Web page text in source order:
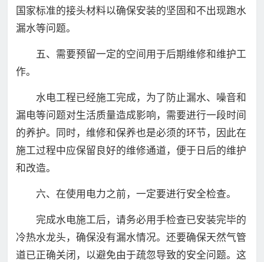
国家标准的接头材料以确保安装的坚固和不出现跑水
漏水等问题。
五、需要预留一定的空间用于后期维修和维护工
作。
水电工程已经施工完成，为了防止漏水、噪音和
漏电等问题对生活质量造成影响，需要进行一段时间
的养护。同时，维修和保养也是必须的环节，因此在
施工过程中应保留良好的维修通道，便于日后的维护
和改造。
六、在使用电力之前，一定要进行安全检查。
完成水电施工后，请务必用手检查已安装完毕的
冷热水龙头，确保没有漏水情况。还要确保天然气管
道已正确关闭，以避免由于疏忽导致的安全问题。这